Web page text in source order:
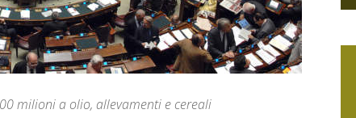
milioni a olio, allevamenti e cereali